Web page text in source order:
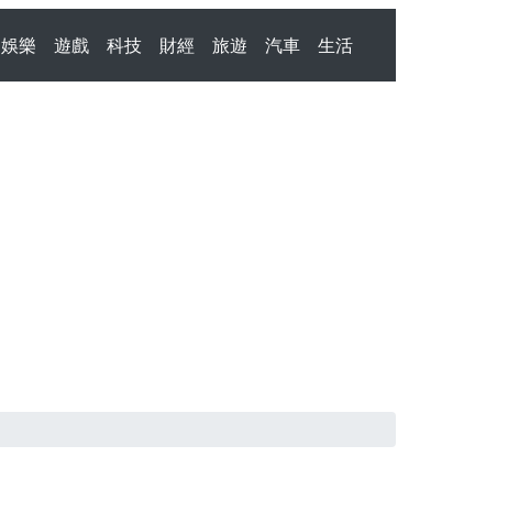
娛樂 遊戲 科技 財經 旅遊 汽車 生活